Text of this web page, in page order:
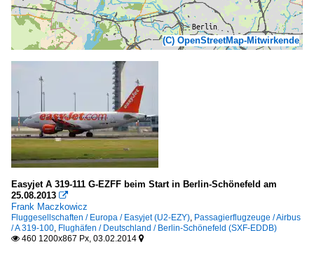
(C) OpenStreetMap-Mitwirkende
Easyjet A 319-111 G-EZFF beim Start in Berlin-Schönefeld am
25.08.2013 
Frank Maczkowicz
Fluggesellschaften / Europa / Easyjet (U2-EZY) Passagierflugzeuge / Airbus
/ A 319-100 Flughäfen / Deutschland / Berlin-Schönefeld (SXF-EDDB)
 460 1200x867 Px, 03.02.2014 